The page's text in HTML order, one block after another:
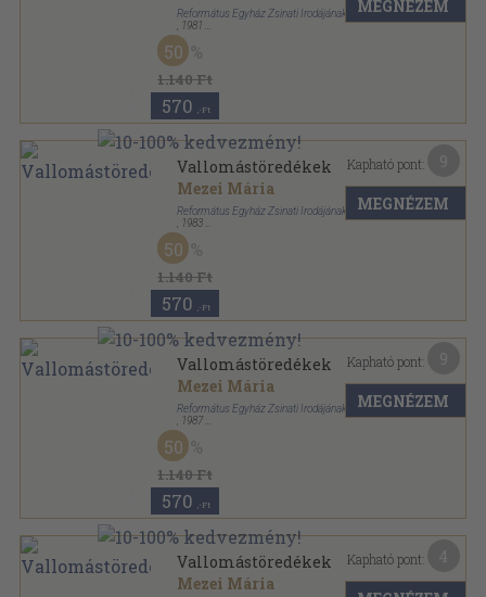
Református Egyház Zsinati Irodájának Sajtóosztálya
1981
Vászon
1.140 Ft
50
570 ,-Ft
MEGNÉZEM
Vallomástöredékek
Mezei Mária
Református Egyház Zsinati Irodájának Sajtóosztálya
1983
Vászon
1.140 Ft
50
570 ,-Ft
Kapható pont:
MEGNÉZEM
Vallomástöredékek
Mezei Mária
Református Egyház Zsinati Irodájának Sajtóosztálya
1987
Fűzött kemény papírkötés
1.140 Ft
50
570 ,-Ft
Kapható pont:
MEGNÉZEM
Vallomástöredékek
Mezei Mária
Kapható pont: